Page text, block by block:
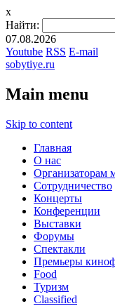
x
Найти:
07.08.2026
Youtube RSS E-mail
sobytiye.ru
Main menu
Skip to content
Главная
О нас
Организаторам
Сотрудничество
Концерты
Конференции
Выставки
Форумы
Спектакли
Премьеры
Food
Туризм
Сlassified